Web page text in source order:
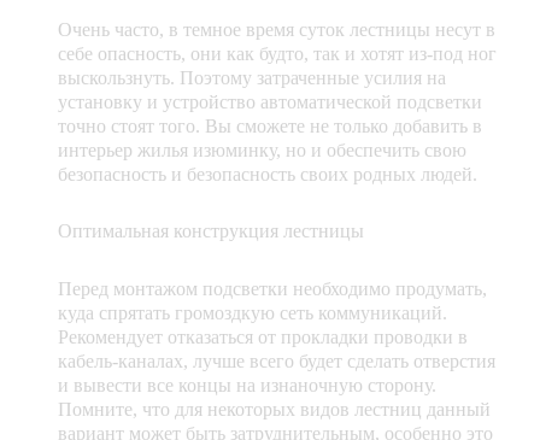
Очень часто, в темное время суток лестницы несут в
себе опасность, они как будто, так и хотят из-под ног
выскользнуть. Поэтому затраченные усилия на
установку и устройство автоматической подсветки
точно стоят того. Вы сможете не только добавить в
интерьер жилья изюминку, но и обеспечить свою
безопасность и безопасность своих родных людей.
Оптимальная конструкция лестницы
Перед монтажом подсветки необходимо продумать,
куда спрятать громоздкую сеть коммуникаций.
Рекомендует отказаться от прокладки проводки в
кабель-каналах, лучше всего будет сделать отверстия
и вывести все концы на изнаночную сторону.
Помните, что для некоторых видов лестниц данный
вариант может быть затруднительным, особенно это